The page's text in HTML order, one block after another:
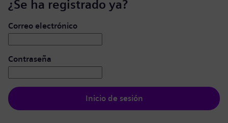
¿Se ha registrado ya?
Iniciar de sesión: usuario y contraseña
Correo electrónico
Contraseña
Inicio de sesión